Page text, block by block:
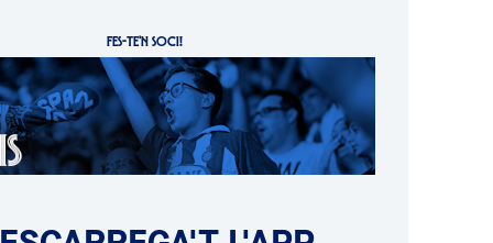
FES-TE'N SOCI!